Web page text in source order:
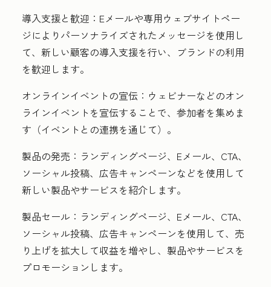
導入支援と歓迎： Eメールや専用ウェブサイトペー
ジによりパーソナライズされたメッセージを使用し
て、新しい顧客の導入支援を行い、ブランドの利用
を歓迎します。
オンラインイベントの宣伝： ウェビナーなどのオン
ラインイベントを宣伝することで、参加者を集めま
す（イベントとの連携を通じて）。
製品の発売： ランディングページ、Eメール、CTA、
ソーシャル投稿、広告キャンペーンなどを使用して
新しい製品やサービスを紹介します。
製品セール： ランディングページ、Eメール、CTA、
ソーシャル投稿、広告キャンペーンを使用して、売
り上げを拡大して収益を増やし、製品やサービスを
プロモーションします。